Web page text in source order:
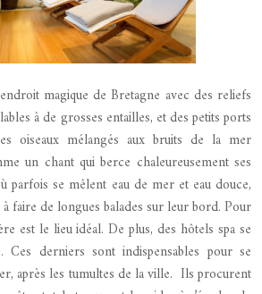
magique de Bretagne avec des reliefs
à de grosses entailles, et des petits ports
oiseaux mélangés aux bruits de la mer
un chant qui berce chaleureusement ses
parfois se mêlent eau de mer et eau douce,
faire de longues balades sur leur bord. Pour
est le lieu idéal. De plus, des hôtels spa se
Ces derniers sont indispensables pour se
après les tumultes de la ville. Ils procurent